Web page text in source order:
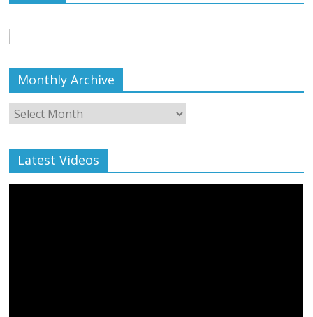
बाल्मीकि का किया गया स्वागत
Monthly Archive
Monthly
Archive
Latest Videos